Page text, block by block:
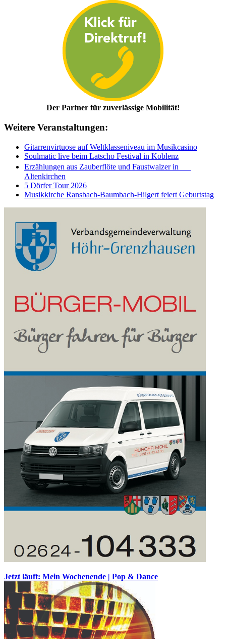
Der Partner für zuverlässige Mobilität!
Weitere Veranstaltungen:
Gitarrenvirtuose auf Weltklasseniveau im Musikcasino
Soulmatic live beim Latscho Festival in Koblenz
Erzählungen aus Zauberflöte und Faustwalzer in
Altenkirchen
5 Dörfer Tour 2026
Musikkirche Ransbach-Baumbach-Hilgert feiert Geburtstag
Jetzt läuft: Mein Wochenende | Pop & Dance